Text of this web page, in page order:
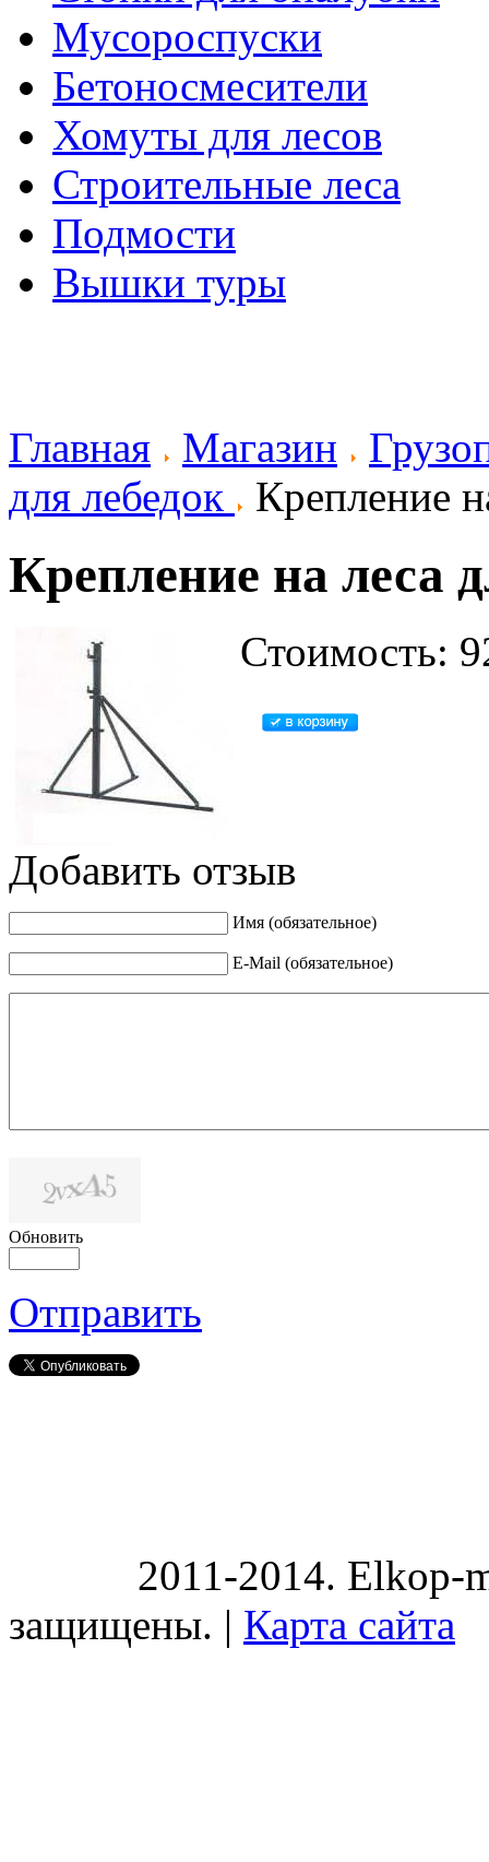
Мусороспуски
Бетоносмесители
Хомуты для лесов
Строительные леса
Подмости
Вышки туры
Главная Магазин
для лебедок
Крепление
Крепление на леса
Стоимость:
Добавить отзыв
Имя (обязательное)
E-Mail (обязательное)
Обновить
Отправить
2011-2014. Elkop-
защищены. | Карта сайта